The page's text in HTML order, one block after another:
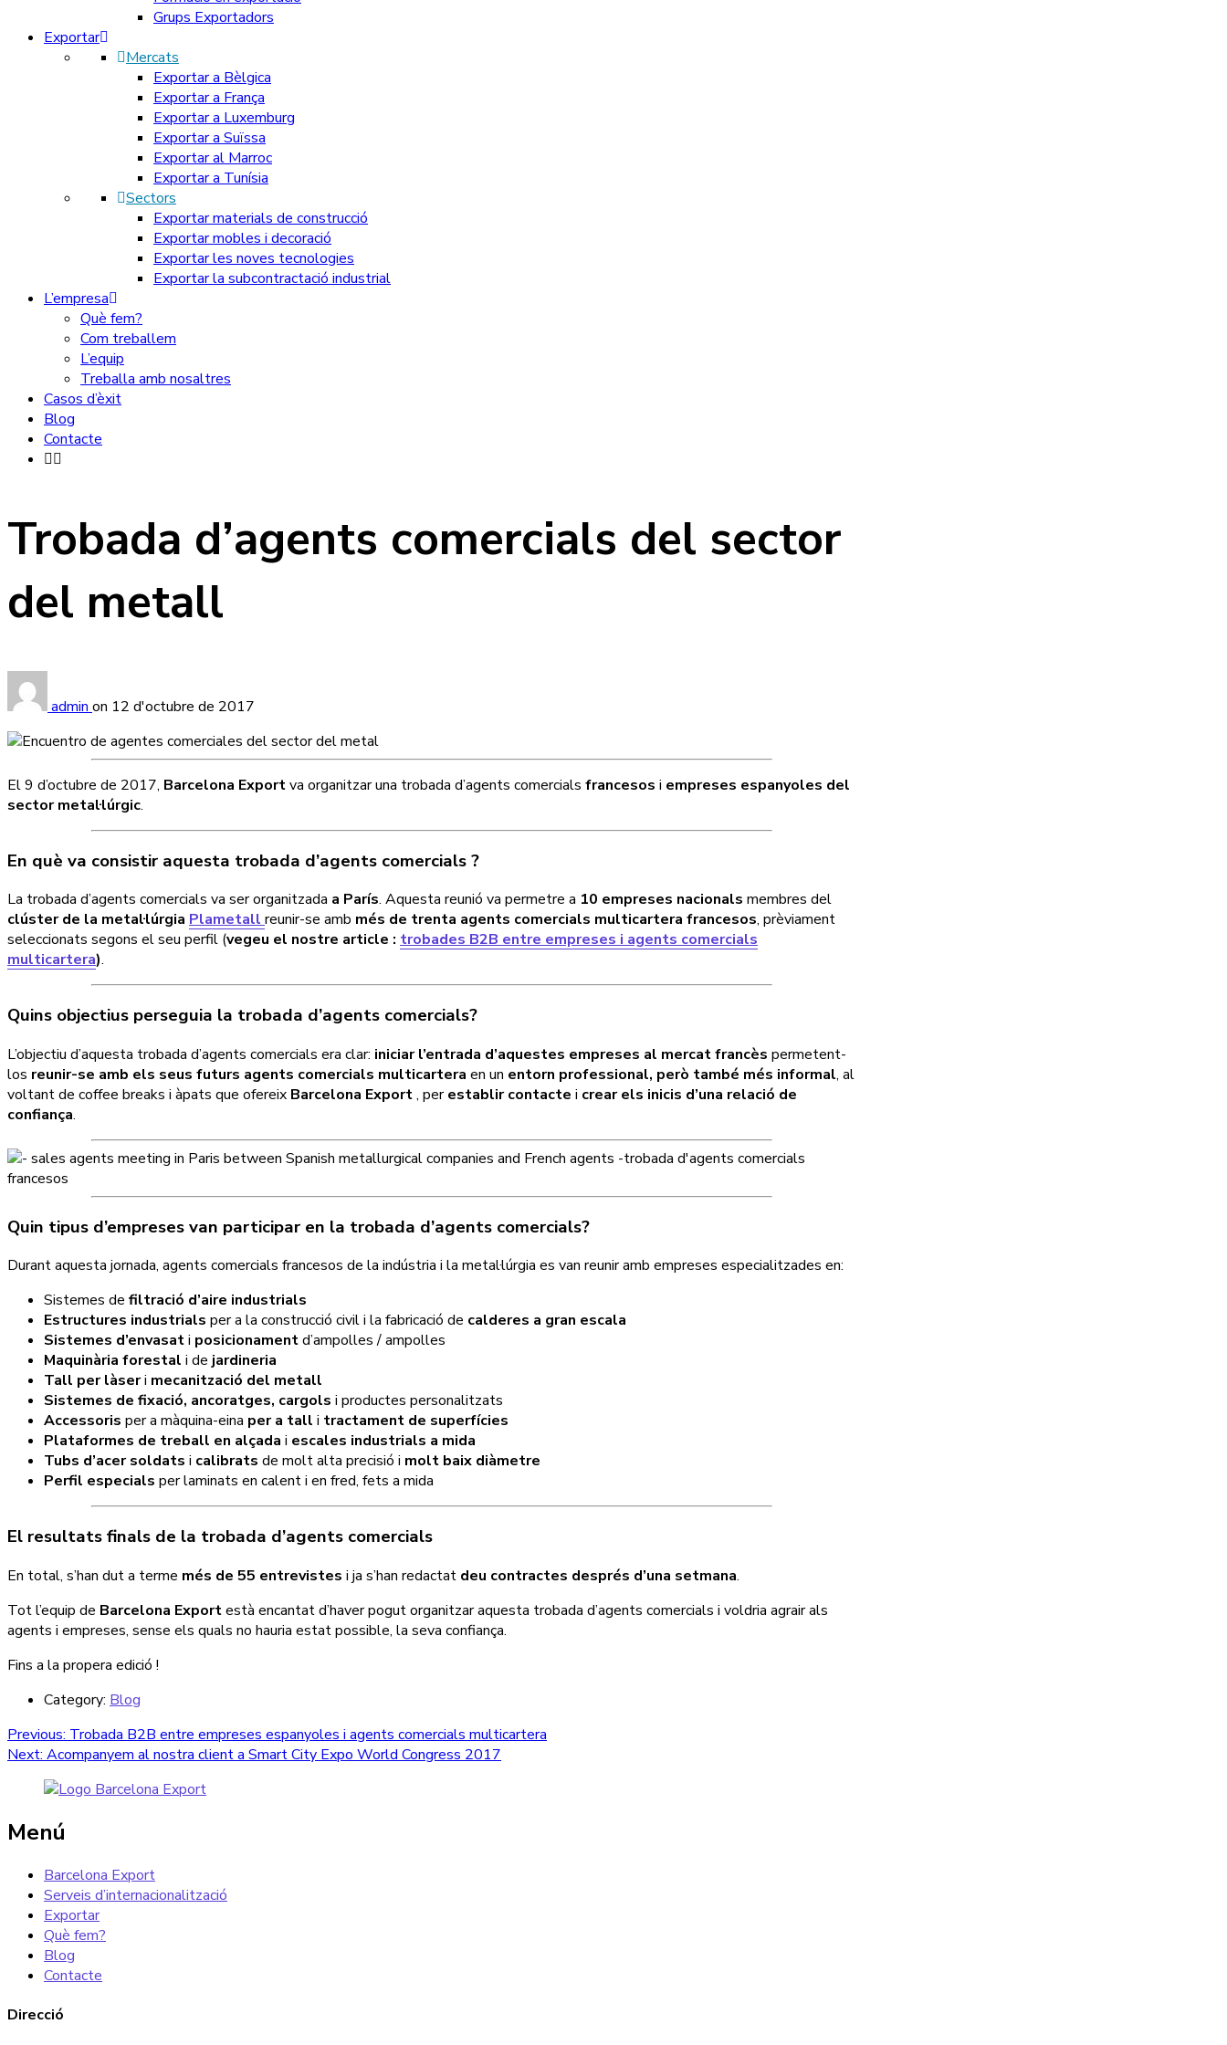
Grups Exportadors
Exportar
Mercats
Exportar a Bèlgica
Exportar a França
Exportar a Luxemburg
Exportar a Suïssa
Exportar al Marroc
Exportar a Tunísia
Sectors
Exportar materials de construcció
Exportar mobles i decoració
Exportar les noves tecnologies
Exportar la subcontractació industrial
L’empresa
Què fem?
Com treballem
L’equip
Treballa amb nosaltres
Casos d’èxit
Blog
Contacte
Trobada d’agents comercials del sector
del metall
admin on 12 d'octubre de 2017
El 9 d’octubre de 2017, Barcelona Exportva organitzar una trobada d’agents comercials francesos i empreses espanyoles del
sector metal·lúrgic.
En què va consistir aquesta trobada d’agents comercials?
La trobada d’agents comercials va ser organitzada a París. Aquesta reunió va permetre a 10 empreses nacionals membres del
clúster de la metal·lúrgia Plametallreunir-se amb més de trenta agents comercials multicartera francesos, prèviament
seleccionats segons el seu perfil (vegeu el nostre article : trobades B2B entre empreses i agents comercials
multicartera).
Quins objectius perseguia la trobada d’agents comercials?
L’objectiu d’aquesta trobada d’agents comercials era clar: iniciar l’entrada d’aquestes empreses al mercat francès permetent-
los reunir-se amb els seus futurs agents comercials multicartera en un entorn professional, però també més informal, al
voltant de coffee breaks i àpats que ofereix Barcelona Export, perestablir contacte i crear els inicis d’una relació de
confiança.
Quin tipus d’empreses van participar en la trobada d’agents comercials?
Durant aquesta jornada, agents comercials francesos de la indústria i la metal·lúrgia es van reunir amb empreses especialitzades en:
Sistemes de filtració d’aire industrials
Estructures industrials per a la construcció civil i la fabricació de calderes a gran escala
Sistemes d’envasati posicionamentd’ampolles / ampolles
Maquinària forestal i de jardineria
Tall per làseri mecanització del metall
Sistemes de fixació, ancoratges, cargols i productes personalitzats
Accessoris per a màquina-eina per a tall i tractament de superfícies
Plataformes de treball en alçada i escales industrials a mida
Tubs d’acer soldats i calibrats de molt alta precisió i molt baix diàmetre
Perfil especials per laminats en calent i en fred, fets a mida
El resultats finals de la trobada d’agents comercials
En total, s’han dut a terme més de 55 entrevistes i ja s’han redactat deu contractes després d’una setmana.
Tot l’equip de Barcelona Exportestà encantat d’haver pogut organitzar aquesta trobada d’agents comercials i voldria agrair als
agents i empreses, sense els quals no hauria estat possible, la seva confiança.
Fins a la propera edició !
Category: Blog
Navegació
d'entrades
Previous: Previous
post:
Trobada B2B entre empreses espanyoles i agents comercials multicartera
Next: Next
Acompanyem al nostra client a Smart City Expo World Congress 2017
Menú
Barcelona Export
Serveis d’internacionalització
Exportar
Què fem?
Blog
Contacte
Direcció